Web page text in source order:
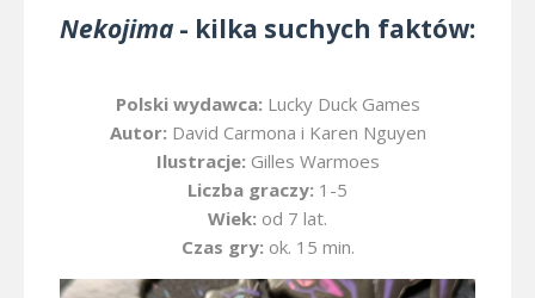
Nekojima - kilka suchych faktów:
Polski wydawca: Lucky Duck Games
Autor: David Carmona i Karen Nguyen
Ilustracje: Gilles Warmoes
Liczba graczy: 1-5
Wiek: od 7 lat.
Czas gry: ok. 15 min.